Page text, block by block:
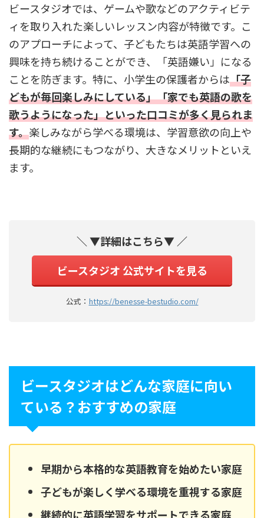
ビースタジオでは、ゲームや歌などのアクティビテ
ィを取り入れた楽しいレッスン内容が特徴です。こ
のアプローチによって、子どもたちは英語学習への
興味を持ち続けることができ、「英語嫌い」になる
ことを防ぎます。特に、小学生の保護者からは「子
どもが毎回楽しみにしている」「家でも英語の歌を
歌うようになった」といった口コミが多く見られま
す。楽しみながら学べる環境は、学習意欲の向上や
長期的な継続にもつながり、大きなメリットといえ
ます。
＼ ▼詳細はこちら▼ ／
ビースタジオ 公式サイトを見る
公式： https://benesse-bestudio.com/
ビースタジオはどんな家庭に向い
ている？おすすめの家庭
早期から本格的な英語教育を始めたい家庭
子どもが楽しく学べる環境を重視する家庭
継続的に英語学習をサポートできる家庭